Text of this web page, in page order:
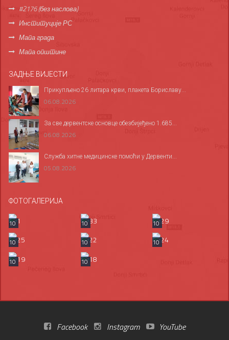
#2176 (без наслова)
Институције РС
Мапа града
Мапа општине
ЗАДЊЕ ВИЈЕСТИ
Прикупљено 26 литара крви, плакета Бориславу...
06.08.2026
За све дервентске основце обезбијеђено 1.685...
06.08.2026
Служба хитне медицинске помоћи у Дервенти...
05.08.2026
ФОТОГАЛЕРИЈА
10 10
10
10
10
10
10
10
Facebook Instagram YouTube